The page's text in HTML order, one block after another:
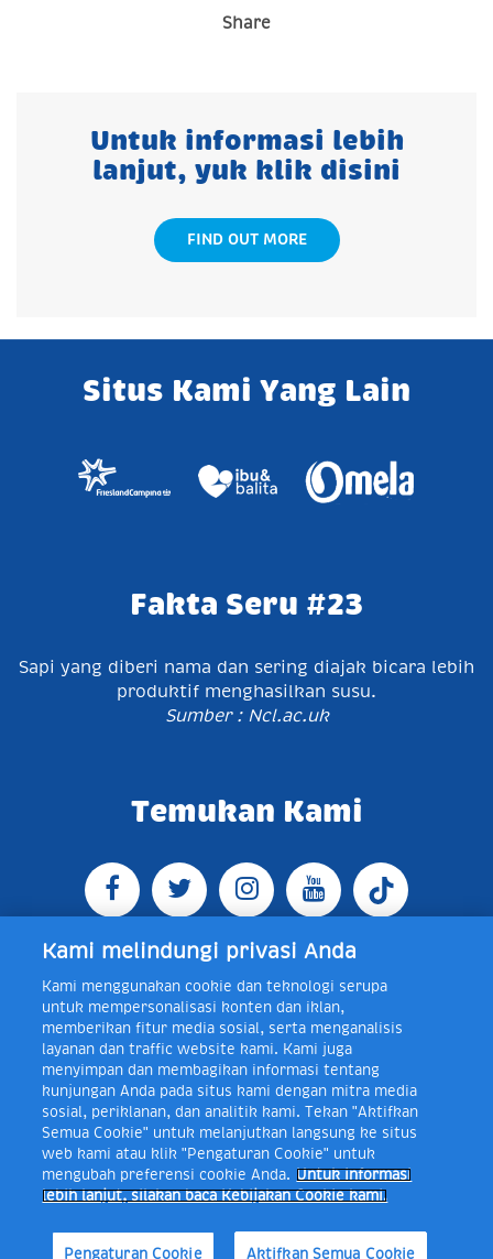
Share
Untuk informasi lebih
lanjut, yuk klik disini
FIND OUT MORE
Situs Kami Yang Lain
Fakta Seru #23
Sapi yang diberi nama dan sering diajak bicara lebih
produktif menghasilkan susu.
Sumber : Ncl.ac.uk
Temukan Kami
Jl. Raya Bogor KM 5, Pasar Rebo, Jakarta Timur,
Indonesia 13760
Telp +62 21 8410945 | PO BOX
4074 Jakarta 13760 Indonesia
Toll Free Layanan Peduli Frisian Flag 0-80018-21-406;
Senin - Jumat, 08:00 - 16:30 WIB, E-mail:
layanan.peduli@frieslandcampina.com
Frisian Flag Indonesia is a subsidiary of Royal FrieslandCampina N.V.
Kebijakan Privasi
Kami melindungi privasi Anda
Kami menggunakan cookie dan teknologi serupa
untuk mempersonalisasi konten dan iklan,
memberikan fitur media sosial, serta menganalisis
layanan dan traffic website kami. Kami juga
menyimpan dan membagikan informasi tentang
kunjungan Anda pada situs kami dengan mitra media
sosial, periklanan, dan analitik kami. Tekan "Aktifkan
Semua Cookie" untuk melanjutkan langsung ke situs
web kami atau klik "Pengaturan Cookie" untuk
mengubah preferensi cookie Anda.
Untuk informasi
lebih lanjut, silakan baca Kebijakan Cookie kami.
Pengaturan Cookie Aktifkan Semua Cookie